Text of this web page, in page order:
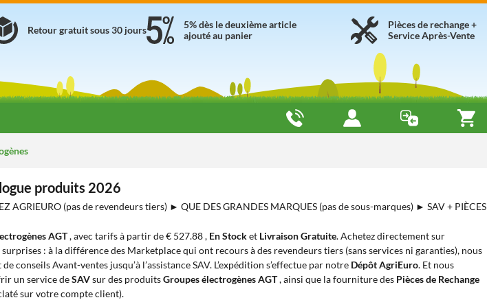
Pièces de rechange +
Service Après-Vente
5% dès le deuxième article
ajouté au panier
Retour gratuit sous 30 jours
produits 2026
AGRIEURO (pas de revendeurs tiers) ► QUE DES GRANDES MARQUES (pas de sous-marques) ► SAV + PIÈCES
AGT, avec tarifs à partir de € 527.88 , En Stocket Livraison Gratuite. Achetez directement sur
: à la différence des Marketplace qui ont recours à des revendeurs tiers (sans services ni garanties), nous
conseils Avant-ventes jusqu’à l’assistance SAV. L’expédition s’effectue par notre Dépôt AgriEuro. Et nous
un service deSAVsur des produitsGroupes électrogènes AGT, ainsi que la fourniture des Pièces de Rechange
sur votre compte client).